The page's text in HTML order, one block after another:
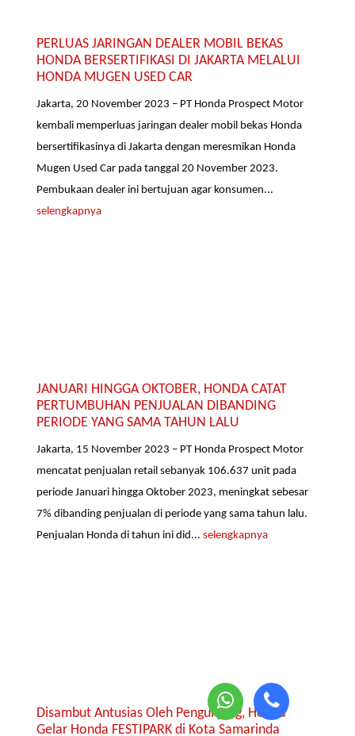
PERLUAS JARINGAN DEALER MOBIL BEKAS
HONDA BERSERTIFIKASI DI JAKARTA MELALUI
HONDA MUGEN USED CAR
Jakarta, 20 November 2023 – PT Honda Prospect Motor
kembali memperluas jaringan dealer mobil bekas Honda
bersertifikasinya di Jakarta dengan meresmikan Honda
Mugen Used Car pada tanggal 20 November 2023.
Pembukaan dealer ini bertujuan agar konsumen...
selengkapnya
JANUARI HINGGA OKTOBER, HONDA CATAT
PERTUMBUHAN PENJUALAN DIBANDING
PERIODE YANG SAMA TAHUN LALU
Jakarta, 15 November 2023 – PT Honda Prospect Motor
mencatat penjualan retail sebanyak 106.637 unit pada
periode Januari hingga Oktober 2023, meningkat sebesar
7% dibanding penjualan di periode yang sama tahun lalu.
Penjualan Honda di tahun ini did...selengkapnya
Disambut Antusias Oleh Pengunjung, Honda
Gelar Honda FESTIPARK di Kota Samarinda